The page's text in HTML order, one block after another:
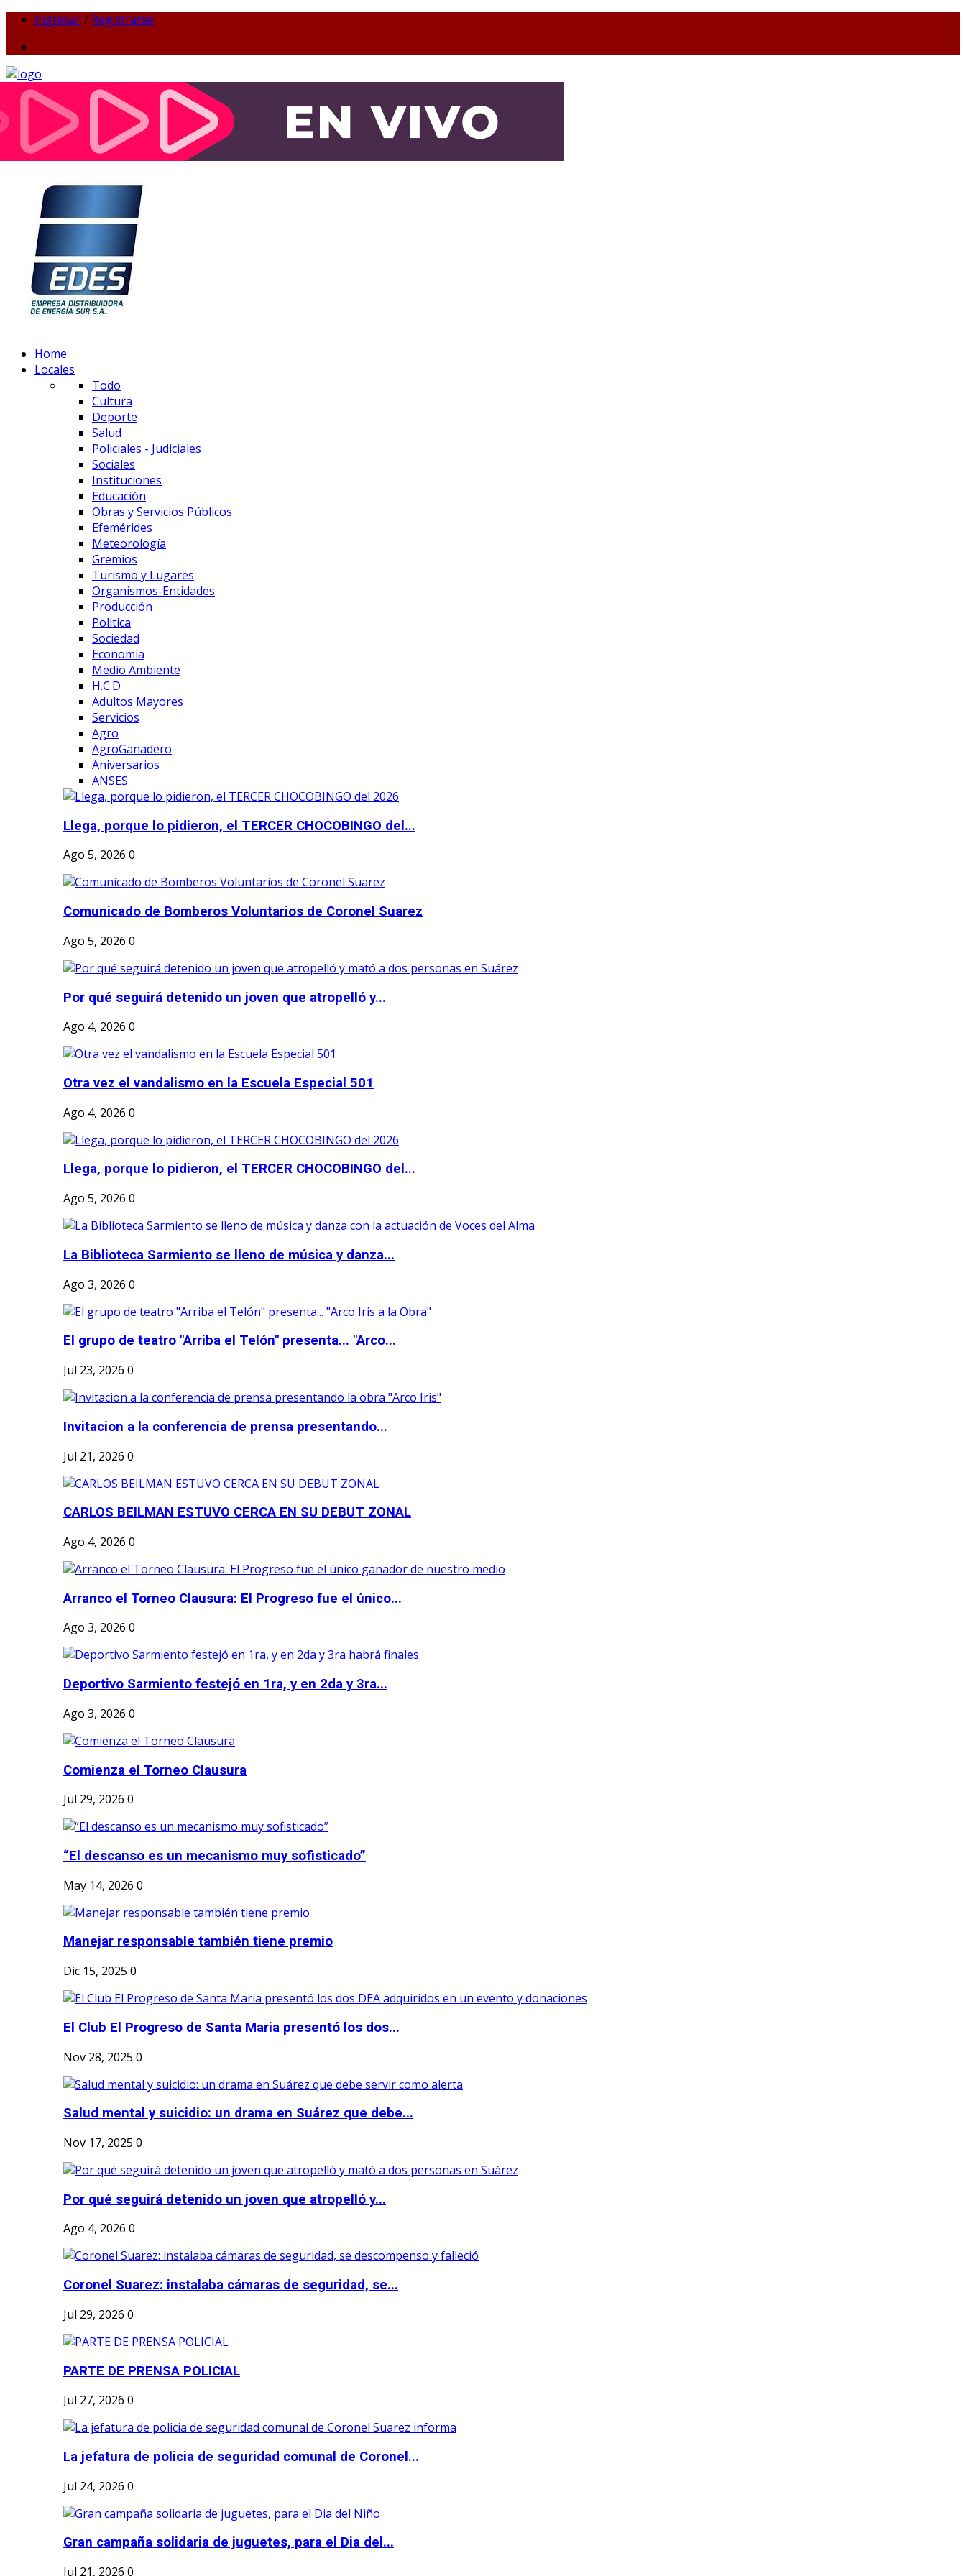
Ingresar/ Registrarse
Home
Locales
Todo
Cultura
Deporte
Salud
Policiales - Judiciales
Sociales
Instituciones
Educación
Obras y Servicios Públicos
Efemérides
Meteorología
Gremios
Turismo y Lugares
Organismos-Entidades
Producción
Politica
Sociedad
Economía
Medio Ambiente
H.C.D
Adultos Mayores
Servicios
Agro
AgroGanadero
Aniversarios
ANSES
Llega, porque lo pidieron, el TERCER CHOCOBINGO del...
Ago 5, 2026 0
Comunicado de Bomberos Voluntarios de Coronel Suarez
Ago 5, 2026 0
Por qué seguirá detenido un joven que atropelló y...
Ago 4, 2026 0
Otra vez el vandalismo en la Escuela Especial 501
Ago 4, 2026 0
Llega, porque lo pidieron, el TERCER CHOCOBINGO del...
Ago 5, 2026 0
La Biblioteca Sarmiento se lleno de música y danza...
Ago 3, 2026 0
El grupo de teatro "Arriba el Telón" presenta... "Arco...
Jul 23, 2026 0
Invitacion a la conferencia de prensa presentando...
Jul 21, 2026 0
CARLOS BEILMAN ESTUVO CERCA EN SU DEBUT ZONAL
Ago 4, 2026 0
Arranco el Torneo Clausura: El Progreso fue el único...
Ago 3, 2026 0
Deportivo Sarmiento festejó en 1ra, y en 2da y 3ra...
Ago 3, 2026 0
Comienza el Torneo Clausura
Jul 29, 2026 0
“El descanso es un mecanismo muy sofisticado”
May 14, 2026 0
Manejar responsable también tiene premio
Dic 15, 2025 0
El Club El Progreso de Santa Maria presentó los dos...
Nov 28, 2025 0
Salud mental y suicidio: un drama en Suárez que debe...
Nov 17, 2025 0
Por qué seguirá detenido un joven que atropelló y...
Ago 4, 2026 0
Coronel Suarez: instalaba cámaras de seguridad, se...
Jul 29, 2026 0
PARTE DE PRENSA POLICIAL
Jul 27, 2026 0
La jefatura de policia de seguridad comunal de Coronel...
Jul 24, 2026 0
Gran campaña solidaria de juguetes, para el Dia del...
Jul 21, 2026 0